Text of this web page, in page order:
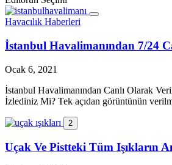
Havacılık Haberleri
İstanbul Havalimanından 7/24
Ocak 6, 2021
İstanbul Havalimanından Canlı Olarak
İzlediniz Mi? Tek açıdan görüntünün
2
Uçak Ve Pistteki Tüm Işıkların